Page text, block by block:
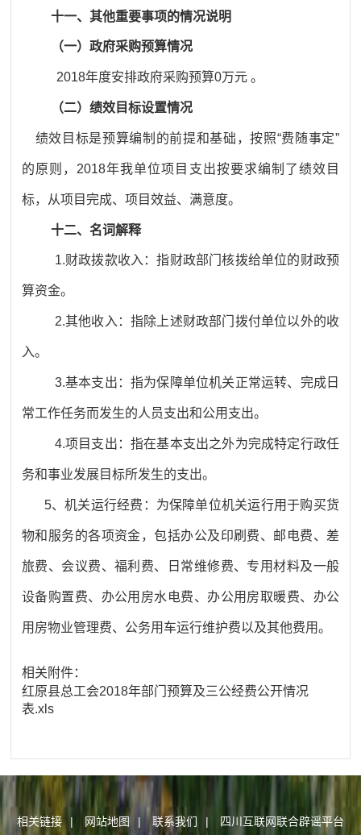
十一、其他重要事项的情况说明
（一）政府采购预算情况
2018年度安排政府采购预算0万元 。
（二）绩效目标设置情况
绩效目标是预算编制的前提和基础，按照“费随事定”
的原则，2018年我单位项目支出按要求编制了绩效目
标，从项目完成、项目效益、满意度。
十二、名词解释
1.财政拨款收入：指财政部门核拨给单位的财政预
算资金。
2.其他收入：指除上述财政部门拨付单位以外的收
入。
3.基本支出：指为保障单位机关正常运转、完成日
常工作任务而发生的人员支出和公用支出。
4.项目支出：指在基本支出之外为完成特定行政任
务和事业发展目标所发生的支出。
5、机关运行经费：为保障单位机关运行用于购买货
物和服务的各项资金，包括办公及印刷费、邮电费、差
旅费、会议费、福利费、日常维修费、专用材料及一般
设备购置费、办公用房水电费、办公用房取暖费、办公
用房物业管理费、公务用车运行维护费以及其他费用。
相关附件：
红原县总工会2018年部门预算及三公经费公开情况
表.xls
相关链接 | 网站地图 | 联系我们 | 四川互联网联合辟谣平台